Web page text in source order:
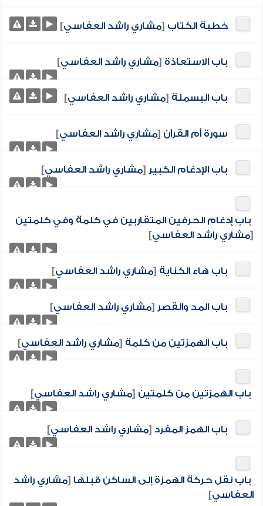
خطبة الكتاب [مشاري راشد العفاسي]
باب الاستعاذة [مشاري راشد العفاسي]
باب البسملة [مشاري راشد العفاسي]
سورة أم القرآن [مشاري راشد العفاسي]
باب الإدغام الكبير [مشاري راشد العفاسي]
باب إدغام الحرفين المتقاربين في كلمة وفي كلمتين
[مشاري راشد العفاسي]
باب هاء الكناية [مشاري راشد العفاسي]
باب المد والقصر [مشاري راشد العفاسي]
باب الهمزتين من كلمة [مشاري راشد العفاسي]
باب الهمزتين من كلمتين [مشاري راشد العفاسي]
باب الهمز المفرد [مشاري راشد العفاسي]
باب نقل حركة الهمزة إلى الساكن قبلها [مشاري راشد
العفاسي]